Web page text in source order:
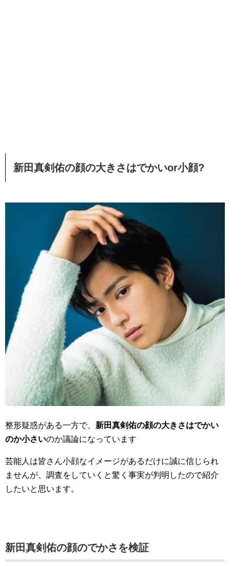
新田真剣佑の顔の大きさはでかいor小顔?
整形疑惑がある一方で、 新田真剣佑の顔の大きさはでかい
のか小さいのか議論になっています
芸能人は皆さん小顔なイメージがあるだけに誠に信じられ
ませんが、調査をしていくと驚く事実が判明したので紹介
したいと思います。
新田真剣佑の顔のでかさを検証